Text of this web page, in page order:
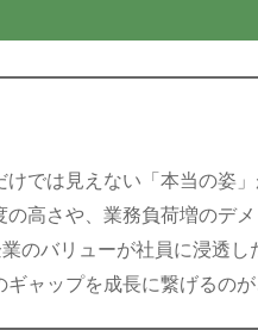
では見えない「本当の姿
の高さや、業務負荷増のデ
のバリューが社員に浸透し
ギャップを成長に繋げるの